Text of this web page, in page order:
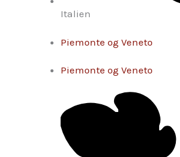
Italien
Piemonte og Veneto
Piemonte og Veneto